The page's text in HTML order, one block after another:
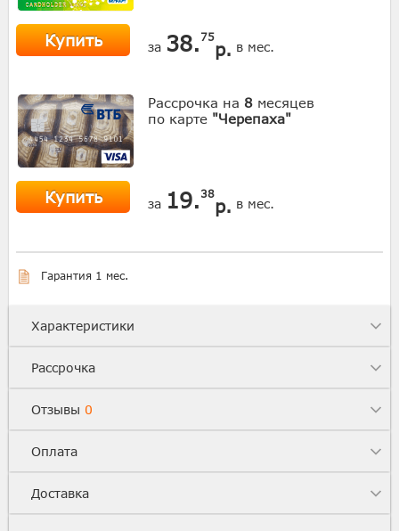
Купить за 38. 75
р. в мес.
Рассрочка на 8 месяцев
по карте "Черепаха"
Купить за 19. 38
р. в мес.
Гарантия 1 мес.
Характеристики
Рассрочка
Отзывы 0
Оплата
Доставка